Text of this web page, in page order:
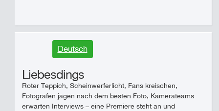
Deutsch
Liebesdings
Roter Teppich, Scheinwerferlicht, Fans kreischen,
Fotografen jagen nach dem besten Foto, Kamerateams
erwarten Interviews – eine Premiere steht an und